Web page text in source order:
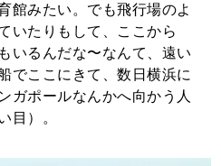
館みたい。でも飛行場のよ
いたりもして、ここから
いるんだな〜なんて、遠い
でここにきて、数日横浜に
ガポールなんかへ向かう人
目）。